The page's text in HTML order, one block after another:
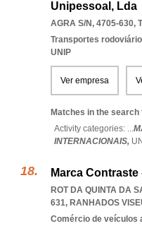
Unipessoal, Lda
AGRA S/N, 4705-630,
Transportes
UNIP
Ver empresa
Matches in the search
Activity categories: ...
INTERNACIONAIS,
Marca
ROT DA QUINTA DA
631, RANHADOS
Comércio de veículos